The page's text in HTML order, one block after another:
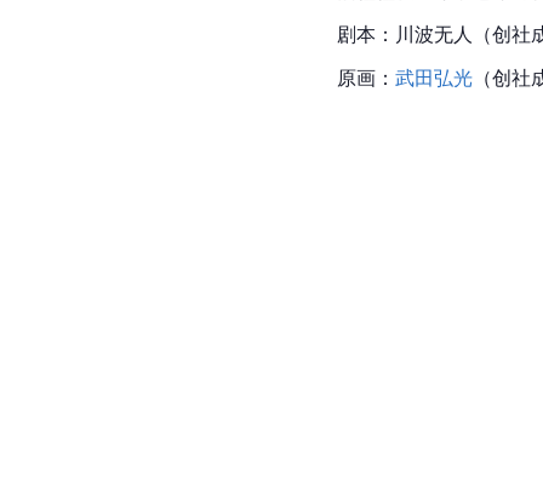
剧本：川波无人（创社
原画： 武田弘光 （创社